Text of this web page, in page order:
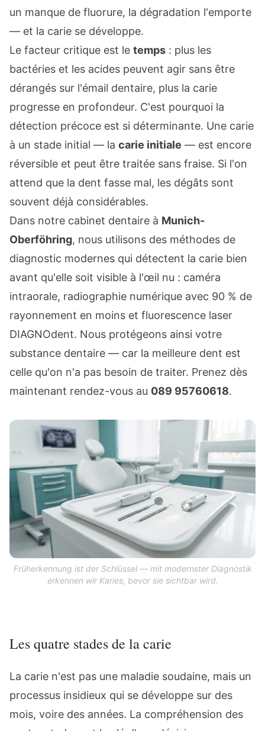
un manque de fluorure, la dégradation l'emporte
— et la carie se développe.
Le facteur critique est le temps : plus les
bactéries et les acides peuvent agir sans être
dérangés sur l'émail dentaire, plus la carie
progresse en profondeur. C'est pourquoi la
détection précoce est si déterminante. Une carie
à un stade initial — la carie initiale — est encore
réversible et peut être traitée sans fraise. Si l'on
attend que la dent fasse mal, les dégâts sont
souvent déjà considérables.
Dans notre cabinet dentaire à Munich-
Oberföhring, nous utilisons des méthodes de
diagnostic modernes qui détectent la carie bien
avant qu'elle soit visible à l'œil nu : caméra
intraorale, radiographie numérique avec 90 % de
rayonnement en moins et fluorescence laser
DIAGNOdent. Nous protégeons ainsi votre
substance dentaire — car la meilleure dent est
celle qu'on n'a pas besoin de traiter. Prenez dès
maintenant rendez-vous au 089 95760618.
Früherkennung ist der Schlüssel — mit modernster Diagnostik
erkennen wir Karies, bevor sie sichtbar wird.
Les quatre stades de la carie
La carie n'est pas une maladie soudaine, mais un
processus insidieux qui se développe sur des
mois, voire des années. La compréhension des